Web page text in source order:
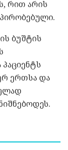
რით არის
ბუშტის
ერთსა და